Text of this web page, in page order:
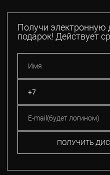
Получи электронную
подарок! Действует
ПОЛУЧИТЬ